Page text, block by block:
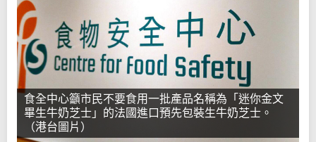
食全中心籲市民不要食用一批產品名稱為「迷你金文
畢生牛奶芝士」的法國進口預先包裝生牛奶芝士。
（港台圖片）